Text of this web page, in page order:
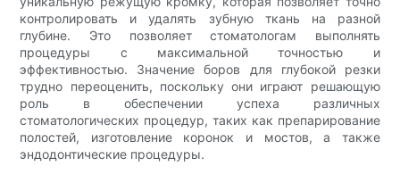
контролировать и удалять зубную ткань на разной
глубине. Это позволяет стоматологам выполнять
процедуры с максимальной точностью и
эффективностью. Значение боров для глубокой резки
трудно переоценить, поскольку они играют решающую
роль в обеспечении успеха различных
стоматологических процедур, таких как препарирование
полостей, изготовление коронок и мостов, а также
эндодонтические процедуры.